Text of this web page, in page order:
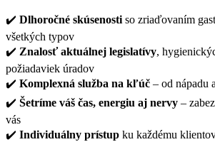
✔️ Dlhoročné skúsenosti so zriaďovaním
všetkých typov
✔️ Znalosť aktuálnej legislatívy,
požiadaviek úradov
✔️ Komplexná služba na kľúč – od nápadu
✔️ Šetríme váš čas, energiu aj nervy –
vás
✔️ Individuálny prístup ku každému